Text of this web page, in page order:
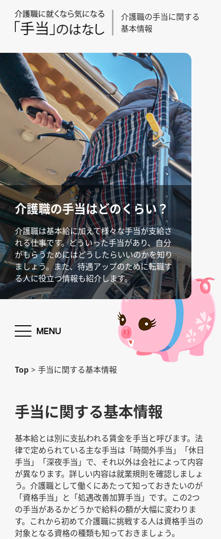
介護職の手当に関する
基本情報
介護職の手当はどのくらい？
介護職は基本給に加えて様々な手当が支給さ
れる仕事です。どういった手当があり、自分
がもらうためにはどうしたらいいのかを知り
ましょう。また、待遇アップのために転職す
る人に役立つ情報も紹介します。
Top > 手当に関する基本情報
手当に関する基本情報
基本給とは別に支払われる賃金を手当と呼びます。法
律で定められている主な手当は「時間外手当」「休日
手当」「深夜手当」で、それ以外は会社によって内容
が異なります。詳しい内容は就業規則を確認しましょ
う。介護職として働くにあたって知っておきたいのが
「資格手当」と「処遇改善加算手当」です。この2つ
の手当があるかどうかで給料の額が大幅に変わりま
す。これから初めて介護職に挑戦する人は資格手当の
対象となる資格の種類も知っておきましょう。